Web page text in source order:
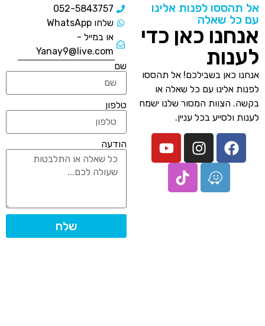
אל תהססו לפנות אלינו
עם כל שאלה
אנחנו כאן כדי
לענות
אנחנו כאן בשבילכם! אל תהססו
לפנות אלינו עם כל שאלה או
בקשה. הצוות המסור שלנו ישמח
לענות ולסייע בכל עניין.
052-5843757
שלחו WhatsApp
או במייל -
Yanay9@live.com
שם
טלפון
הודעה
שלח